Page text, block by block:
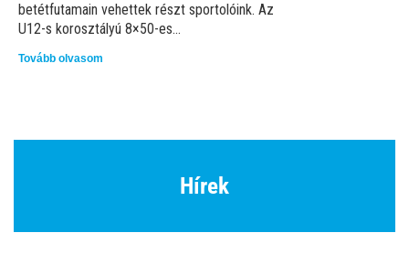
betétfutamain vehettek részt sportolóink. Az
U12-s korosztályú 8×50-es...
Tovább olvasom
Hírek